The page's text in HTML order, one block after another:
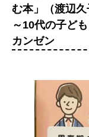
む本」（渡辺久
～10代の子ど
カンゼン